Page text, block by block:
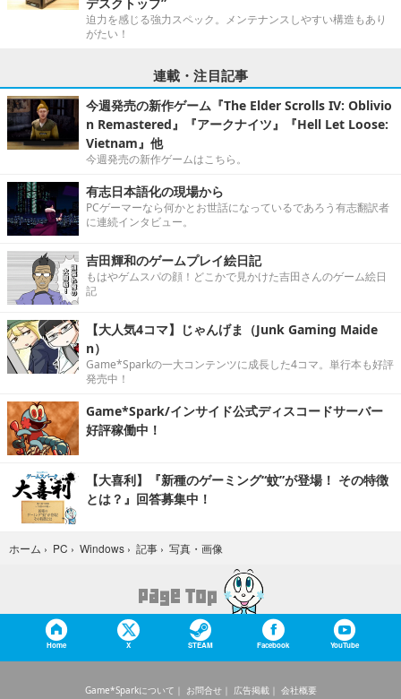
迫力を感じる強力スペック。メンテナンスしやすい構造もあり
がたい！
連載・注目記事
今週発売の新作ゲーム『The Elder Scrolls IV: Oblivio
n Remastered』『アークナイツ』『Hell Let Loose:
Vietnam』他
今週発売の新作ゲームはこちら。
有志日本語化の現場から
PCゲーマーなら何かとお世話になっているであろう有志翻訳者
に連続インタビュー。
吉田輝和のゲームプレイ絵日記
もはやゲムスパの顔！どこかで見かけた吉田さんのゲーム絵日
記
【大人気4コマ】じゃんげま（Junk Gaming Maide
n）
Game*Sparkの一大コンテンツに成長した4コマ。単行本も好評
発売中！
Game*Spark/インサイド公式ディスコードサーバー
好評稼働中！
【大喜利】『新種のゲーミング“蚊”が登場！ その特徴
とは？』回答募集中！
ホーム › PC › Windows › 記事 › 写真・画像
Home X STEAM Facebook YouTube
Game*Sparkについて お問合せ 広告掲載 会社概要